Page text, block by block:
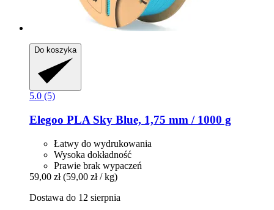
Do koszyka
5.0 (5)
Elegoo PLA Sky Blue, 1,75 mm / 1000 g
Łatwy do wydrukowania
Wysoka dokładność
Prawie brak wypaczeń
59,00 zł (59,00 zł / kg)
Dostawa do 12 sierpnia